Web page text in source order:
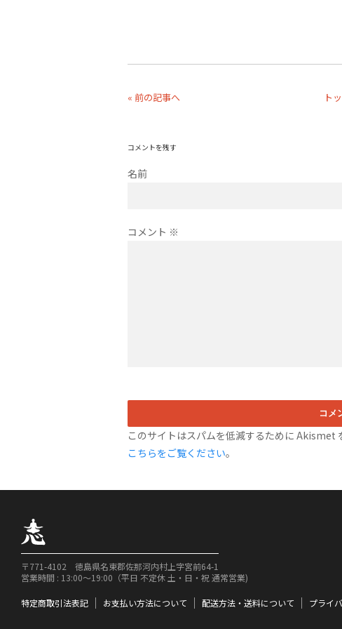
« 前の記事へ ト
コメントを残す
名前
コメント ※
このサイトはスパムを低減するために Akismet
こちらをご覧ください。
〒771-4102 徳島県名東郡佐那河内村上字宮前64-1
営業時間 : 13:00〜19:00（平日 不定休 土・日・祝 通常営業)
特定商取引法表記 お支払い方法について 配送方法・送料について プライ